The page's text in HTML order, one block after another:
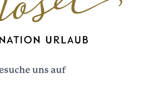
uns auf